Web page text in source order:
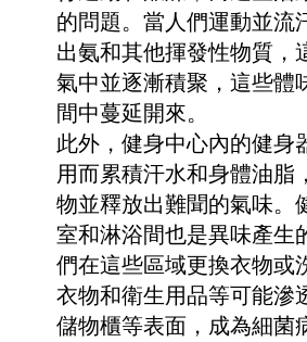
的問題。當人們運動並流
出氨和其他揮發性物質，
氣中並逐漸積聚，這些體
間中蔓延開來。
此外，健身中心內的健身
用而累積汗水和身體油脂
物並釋放出難聞的氣味。
室和淋浴間也是異味產生
們在這些區域更換衣物或
衣物和衛生用品等可能滲
儲物櫃等表面，成為細菌